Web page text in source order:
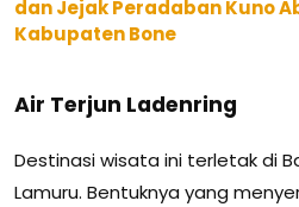
dan Jejak Peradaban Kuno
Kabupaten Bone
Air Terjun Ladenring
Destinasi wisata ini terletak di
Lamuru. Bentuknya yang